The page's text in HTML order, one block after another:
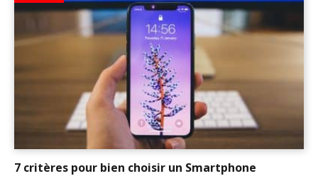
7 critères pour bien choisir un Smartphone